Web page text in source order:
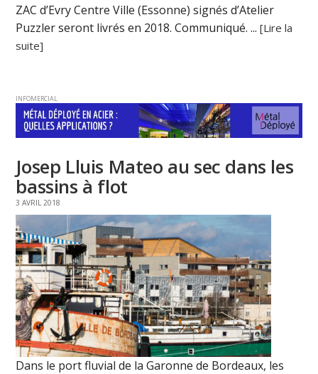
ZAC d’Evry Centre Ville (Essonne) signés d’Atelier
Puzzler seront livrés en 2018. Communiqué. ...[Lire la
suite]
INFOMERCIAL
Josep Lluis Mateo au sec dans les
bassins à flot
3 AVRIL 2018
Dans le port fluvial de la Garonne de Bordeaux, les